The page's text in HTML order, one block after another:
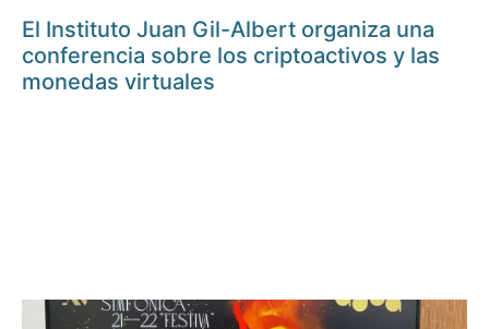
El Instituto Juan Gil-Albert organiza una
conferencia sobre los criptoactivos y las
monedas virtuales